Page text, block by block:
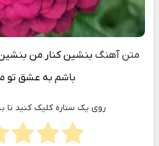
متن آهنگ بنشین کنار من
باشم به عشق تو
روی یک ستاره کلیک کنید تا